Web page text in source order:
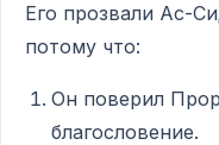
Его прозвали Ас-
потому что:
Он поверил
благословение.